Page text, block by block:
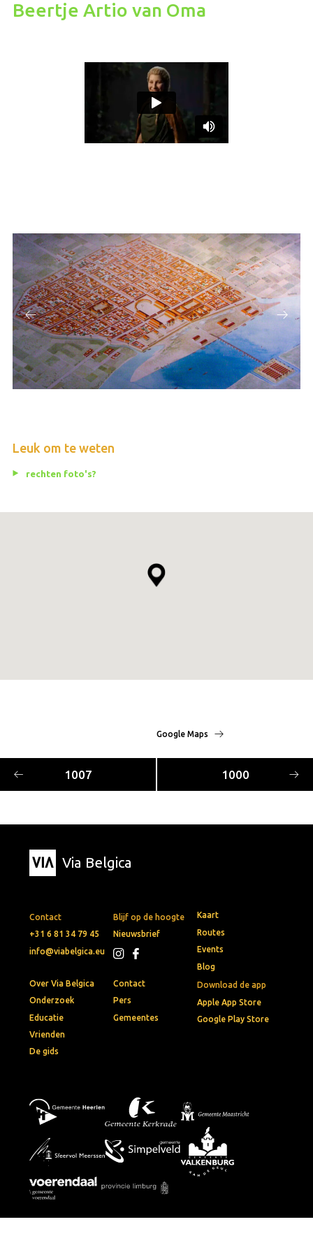
Beertje Artio van Oma
Leuk om te weten
rechten foto's?
Google Maps
1007 1000
Via Belgica
Contact
+31 6 81 34 79 45
info@viabelgica.eu
Blijf op de hoogte
Nieuwsbrief
Download de app
Apple App Store
Google Play Store
Kaart
Routes
Events
Blog
Over Via Belgica
Onderzoek
Educatie
Vrienden
De gids
Contact
Pers
Gemeentes